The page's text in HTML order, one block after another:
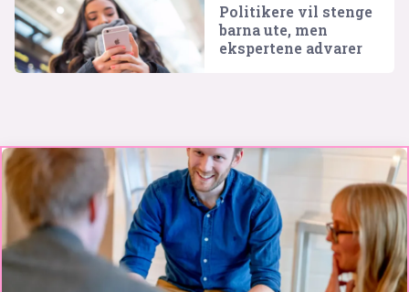
Politikere vil stenge
barna ute, men
ekspertene advarer